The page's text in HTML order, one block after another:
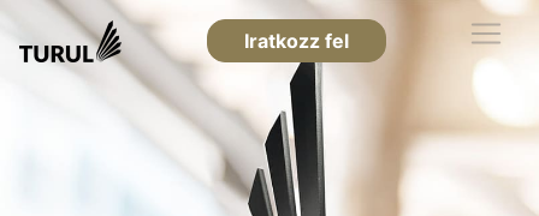
Iratkozz fel